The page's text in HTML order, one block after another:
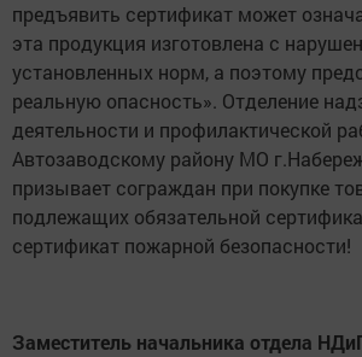
предъявить сертификат может
эта продукция изготовлена с
установленных норм, а поэтому
реальную опасность». Отделение
деятельности и профилактической
Автозаводскому району МО
призывает сограждан при покупке
подлежащих обязательной
сертификат пожарной безопасности!
Заместитель начальника отдела